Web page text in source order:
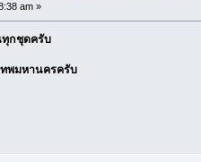
am »
ทุกชุดครับ
ทพมหานครครับ